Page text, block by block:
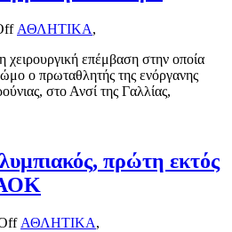
ΑΘΛΗΤΙΚΑ,
χειρουργική επέμβαση στην οποία
ο πρωταθλητής της ενόργανης
στο Ανσί της Γαλλίας,
πρώτη εκτός
ΑΘΛΗΤΙΚΑ,